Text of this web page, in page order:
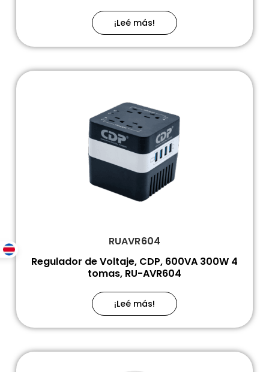
¡Leé más!
RUAVR604
Regulador de Voltaje, CDP, 600VA 300W 4
tomas, RU-AVR604
¡Leé más!